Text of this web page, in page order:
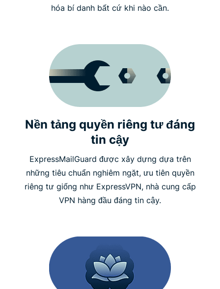
hóa bí danh bất cứ khi nào cần.
Nền tảng quyền riêng tư đáng
tin cậy
ExpressMailGuard được xây dựng dựa trên
những tiêu chuẩn nghiêm ngặt, ưu tiên quyền
riêng tư giống như ExpressVPN, nhà cung cấp
VPN hàng đầu đáng tin cậy.